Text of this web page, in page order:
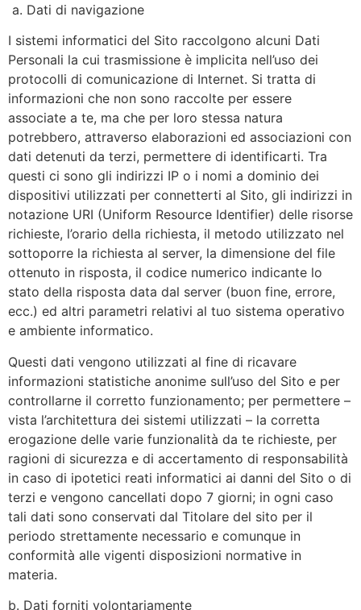
a. Dati di navigazione
I sistemi informatici del Sito raccolgono alcuni Dati
Personali la cui trasmissione è implicita nell’uso dei
protocolli di comunicazione di Internet. Si tratta di
informazioni che non sono raccolte per essere
associate a te, ma che per loro stessa natura
potrebbero, attraverso elaborazioni ed associazioni con
dati detenuti da terzi, permettere di identificarti. Tra
questi ci sono gli indirizzi IP o i nomi a dominio dei
dispositivi utilizzati per connetterti al Sito, gli indirizzi in
notazione URI (Uniform Resource Identifier) delle risorse
richieste, l’orario della richiesta, il metodo utilizzato nel
sottoporre la richiesta al server, la dimensione del file
ottenuto in risposta, il codice numerico indicante lo
stato della risposta data dal server (buon fine, errore,
ecc.) ed altri parametri relativi al tuo sistema operativo
e ambiente informatico.
Questi dati vengono utilizzati al fine di ricavare
informazioni statistiche anonime sull’uso del Sito e per
controllarne il corretto funzionamento; per permettere –
vista l’architettura dei sistemi utilizzati – la corretta
erogazione delle varie funzionalità da te richieste, per
ragioni di sicurezza e di accertamento di responsabilità
in caso di ipotetici reati informatici ai danni del Sito o di
terzi e vengono cancellati dopo 7 giorni; in ogni caso
tali dati sono conservati dal Titolare del sito per il
periodo strettamente necessario e comunque in
conformità alle vigenti disposizioni normative in
materia.
b. Dati forniti volontariamente